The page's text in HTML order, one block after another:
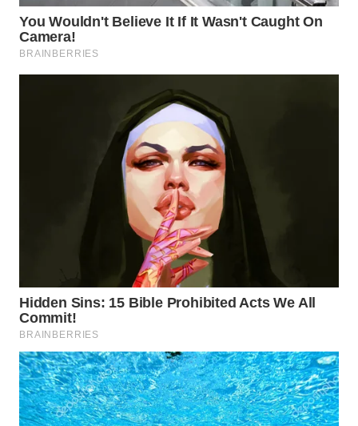
LAWAS
WN
WN
BINJAI
WN
CIREBON
WN